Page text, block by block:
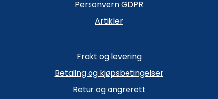
Personvern GDPR
Artikler
Frakt og levering
Betaling og kjøpsbetingelser
Retur og angrerett